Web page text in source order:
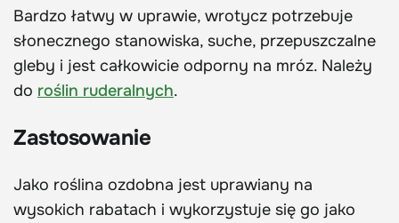
Bardzo łatwy w uprawie, wrotycz potrzebuje
słonecznego stanowiska, suche, przepuszczalne
gleby i jest całkowicie odporny na mróz. Należy
do roślin ruderalnych.
Zastosowanie
Jako roślina ozdobna jest uprawiany na
wysokich rabatach i wykorzystuje się go jako